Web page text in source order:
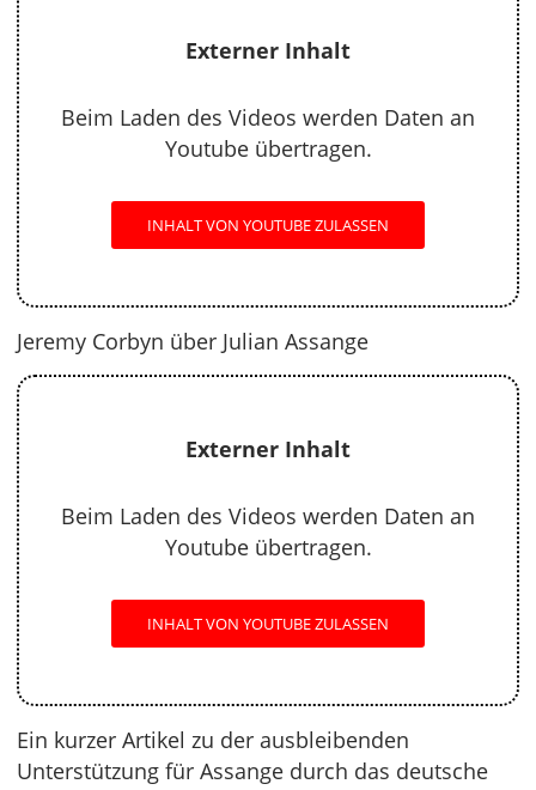
Externer Inhalt
Beim Laden des Videos werden Daten an
Youtube übertragen.
INHALT VON YOUTUBE ZULASSEN
Jeremy Corbyn über Julian Assange
Externer Inhalt
Beim Laden des Videos werden Daten an
Youtube übertragen.
INHALT VON YOUTUBE ZULASSEN
Ein kurzer Artikel zu der ausbleibenden
Unterstützung für Assange durch das deutsche